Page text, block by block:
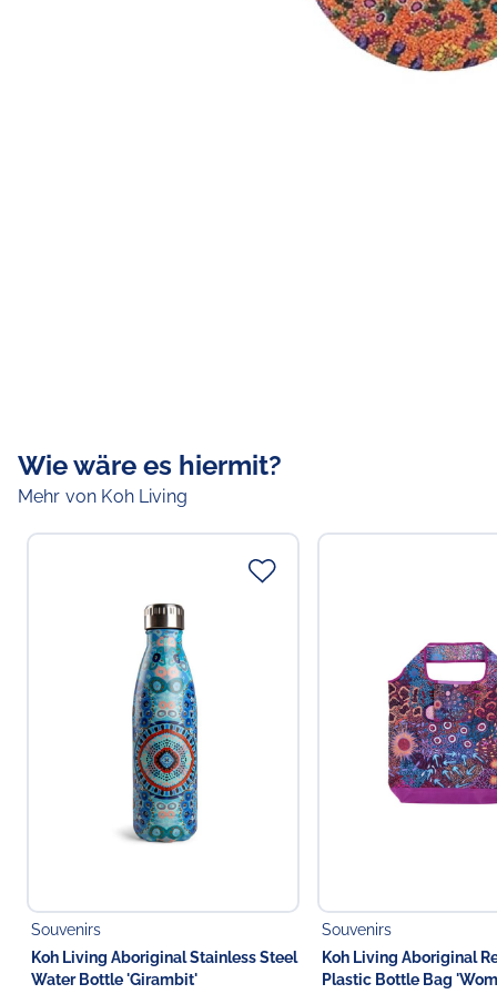
Wie wäre es hiermit?
Mehr von Koh Living
Souvenirs
Koh Living Aboriginal Stainless Steel
Water Bottle 'Girambit'
Souvenirs
Koh Living Aboriginal
Plastic Bottle Bag